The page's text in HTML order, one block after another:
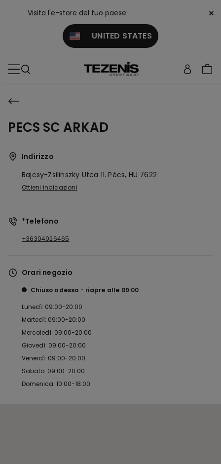
Visita l'e-store del tuo paese:
UNITED STATES
×
PECS SC ARKAD
Indirizzo
Bajcsy-Zsilinszky Utca 11.Pécs, HU 7622
Ottieni indicazioni
*Telefono
+36304926465
Orari negozio
Chiuso adesso riapre alle 09:00
Lunedì: 09:00-20:00
Martedì: 09:00-20:00
Mercoledì: 09:00-20:00
Giovedì: 09:00-20:00
Venerdì: 09:00-20:00
Sabato: 09:00-20:00
Domenica: 10:00-18:00